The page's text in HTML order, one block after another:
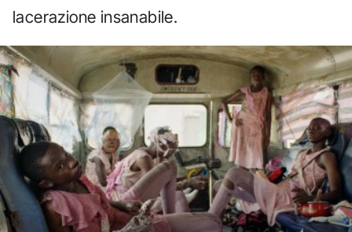
lacerazione insanabile.